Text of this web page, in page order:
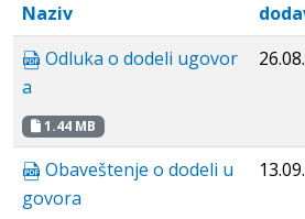
Naziv
Odluka o dodeli ugovor
a
1.44 MB
Obaveštenje o dodeli u
govora